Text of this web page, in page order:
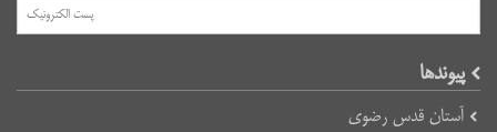
پیوند‌ها
آستان قدس رضوی